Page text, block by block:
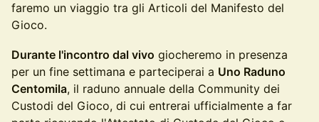
faremo un viaggio tra gli Articoli del Manifesto del
Gioco.
Durante l'incontro dal vivo giocheremo in presenza
per un fine settimana e parteciperai a Uno Raduno
Centomila, il raduno annuale della Community dei
Custodi del Gioco, di cui entrerai ufficialmente a far